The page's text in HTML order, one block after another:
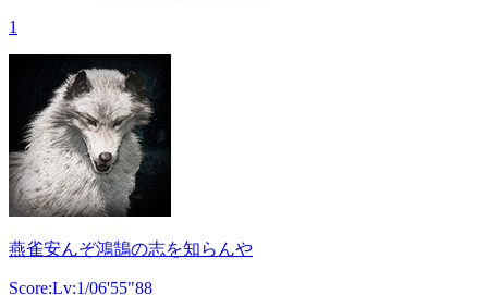
1
燕雀安んぞ鴻鵠の志を知らんや
Score:Lv:1/06'55"88